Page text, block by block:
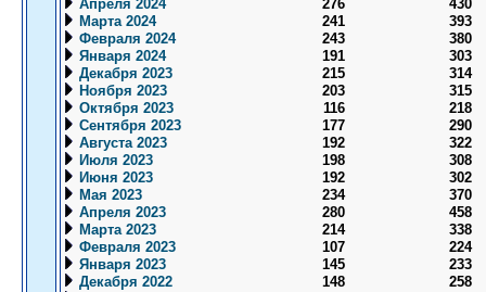
Апреля 2024
276
430
Марта 2024
241
393
Февраля 2024
243
380
Января 2024
191
303
Декабря 2023
215
314
Ноября 2023
203
315
Октября 2023
116
218
Сентября 2023
177
290
Августа 2023
192
322
Июля 2023
198
308
Июня 2023
192
302
Мая 2023
234
370
Апреля 2023
280
458
Марта 2023
214
338
Февраля 2023
107
224
Января 2023
145
233
Декабря 2022
148
258